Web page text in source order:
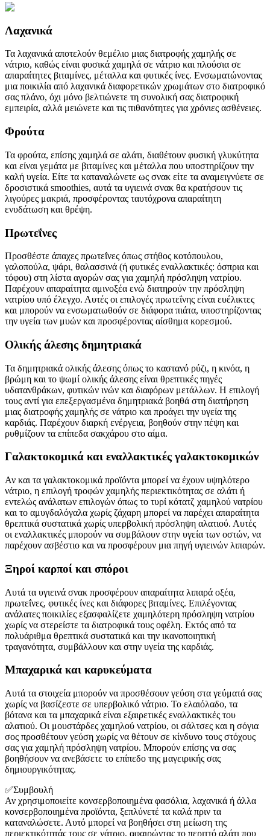
Λαχανικά
Τα λαχανικά αποτελούν θεμέλιο μιας διατροφής χαμηλής σε
νάτριο, καθώς είναι φυσικά χαμηλά σε νάτριο και πλούσια σε
απαραίτητες βιταμίνες, μέταλλα και φυτικές ίνες. Ενσωματώνοντας
μια ποικιλία από λαχανικά διαφορετικών χρωμάτων στο διατροφικό
σας πλάνο, όχι μόνο βελτιώνετε τη συνολική σας διατροφική
εμπειρία, αλλά μειώνετε και τις πιθανότητες για χρόνιες ασθένειες.
Φρούτα
Τα φρούτα, επίσης χαμηλά σε αλάτι, διαθέτουν φυσική γλυκύτητα
και είναι γεμάτα με βιταμίνες και μέταλλα που υποστηρίζουν την
καλή υγεία. Είτε τα καταναλώνετε ως σνακ είτε τα αναμειγνύετε σε
δροσιστικά smoothies, αυτά τα υγιεινά σνακ θα κρατήσουν τις
λιγούρες μακριά, προσφέροντας ταυτόχρονα απαραίτητη
ενυδάτωση και θρέψη.
Πρωτεΐνες
Προσθέστε άπαχες πρωτεΐνες όπως στήθος κοτόπουλου,
γαλοπούλα, ψάρι, θαλασσινά (ή φυτικές εναλλακτικές: όσπρια και
τόφου) στη λίστα αγορών σας για χαμηλή πρόσληψη νατρίου.
Παρέχουν απαραίτητα αμινοξέα ενώ διατηρούν την πρόσληψη
νατρίου υπό έλεγχο. Αυτές οι επιλογές πρωτεΐνης είναι ευέλικτες
και μπορούν να ενσωματωθούν σε διάφορα πιάτα, υποστηρίζοντας
την υγεία των μυών και προσφέροντας αίσθημα κορεσμού.
Ολικής άλεσης δημητριακά
Τα δημητριακά ολικής άλεσης όπως το καστανό ρύζι, η κινόα, η
βρώμη και το ψωμί ολικής άλεσης είναι θρεπτικές πηγές
υδατανθράκων, φυτικών ινών και διαφόρων μετάλλων. Η επιλογή
τους αντί για επεξεργασμένα δημητριακά βοηθά στη διατήρηση
μιας διατροφής χαμηλής σε νάτριο και προάγει την υγεία της
καρδιάς. Παρέχουν διαρκή ενέργεια, βοηθούν στην πέψη και
ρυθμίζουν τα επίπεδα σακχάρου στο αίμα.
Γαλακτοκομικά και εναλλακτικές γαλακτοκομικών
Αν και τα γαλακτοκομικά προϊόντα μπορεί να έχουν υψηλότερο
νάτριο, η επιλογή τροφών χαμηλής περιεκτικότητας σε αλάτι ή
εντελώς ανάλατων επιλογών όπως το τυρί κότατζ χαμηλού νατρίου
και το αμυγδαλόγαλα χωρίς ζάχαρη μπορεί να παρέχει απαραίτητα
θρεπτικά συστατικά χωρίς υπερβολική πρόσληψη αλατιού. Αυτές
οι εναλλακτικές μπορούν να συμβάλουν στην υγεία των οστών, να
παρέχουν ασβέστιο και να προσφέρουν μια πηγή υγιεινών λιπαρών.
Ξηροί καρποί και σπόροι
Αυτά τα υγιεινά σνακ προσφέρουν απαραίτητα λιπαρά οξέα,
πρωτεΐνες, φυτικές ίνες και διάφορες βιταμίνες. Επιλέγοντας
ανάλατες ποικιλίες εξασφαλίζετε χαμηλότερη πρόσληψη νατρίου
χωρίς να στερείστε τα διατροφικά τους οφέλη. Εκτός από τα
πολυάριθμα θρεπτικά συστατικά και την ικανοποιητική
τραγανότητα, συμβάλλουν και στην υγεία της καρδιάς.
Μπαχαρικά και καρυκεύματα
Αυτά τα στοιχεία μπορούν να προσθέσουν γεύση στα γεύματά σας
χωρίς να βασίζεστε σε υπερβολικό νάτριο. Το ελαιόλαδο, τα
βότανα και τα μπαχαρικά είναι εξαιρετικές εναλλακτικές του
αλατιού. Οι μουστάρδες χαμηλού νατρίου, οι σάλτσες και η σόγια
σος προσθέτουν γεύση χωρίς να θέτουν σε κίνδυνο τους στόχους
σας για χαμηλή πρόσληψη νατρίου. Μπορούν επίσης να σας
βοηθήσουν να ανεβάσετε το επίπεδο της μαγειρικής σας
δημιουργικότητας.
✅Συμβουλή
Αν χρησιμοποιείτε κονσερβοποιημένα φασόλια, λαχανικά ή άλλα
κονσερβοποιημένα προϊόντα, ξεπλύνετέ τα καλά πριν τα
καταναλώσετε. Αυτό μπορεί να βοηθήσει στη μείωση της
περιεκτικότητάς τους σε νάτριο, αφαιρώντας το περιττό αλάτι που